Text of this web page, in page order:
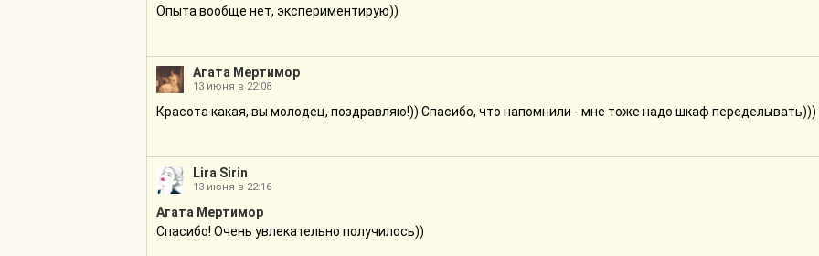
Опыта вообще нет, экспериментирую))
Агата Мертимор
13 июня в 22:08
Красота какая, вы молодец, поздравляю!)) Спасибо, что напомнили - мне тоже надо шкаф переделывать)))
Lira Sirin
13 июня в 22:16
Агата Мертимор
Спасибо! Очень увлекательно получилось))